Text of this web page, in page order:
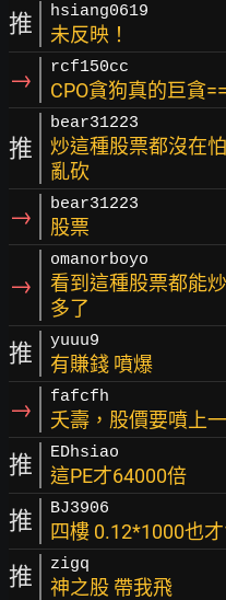
推 hsiang0619
未反映！
→ rcf150cc
CPO貪狗真的巨貪==
推
bear31223
炒這種股票都沒在
亂砍
→ bear31223
股票
→
omanorboyo
看到這種股票都能
多了
推 yuuu9
有賺錢 噴爆
→ fafcfh
夭壽，股價要噴上
推 EDhsiao
這PE才64000倍
推 BJ3906
四樓 0.12*1000也
推 zigq
神之股 帶我飛